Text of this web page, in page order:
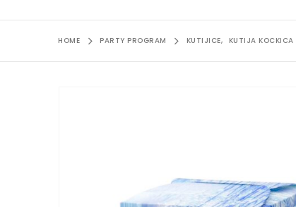
HOME PARTY PROGRAM KUTIJICE, KUTIJA KOCKICA